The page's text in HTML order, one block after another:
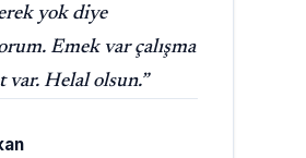
yok diye
Emek var çalışma
var. Helal olsun.”